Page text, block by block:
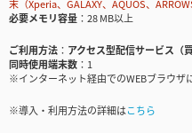
末（Xperia、GALAXY、AQUOS、
必要メモリ容量
28 MB以上
ご利用方法
アクセス型配信サービス（買
同時使用端末数
1
※インターネット経由でのWEBブラウザ
※導入・利用方法の詳細はこちら